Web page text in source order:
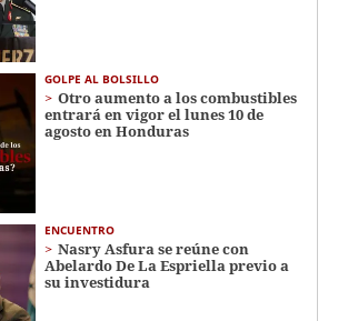
GOLPE AL BOLSILLO
Otro aumento a los combustibles
entrará en vigor el lunes 10 de
agosto en Honduras
ENCUENTRO
Nasry Asfura se reúne con
Abelardo De La Espriella previo a
su investidura